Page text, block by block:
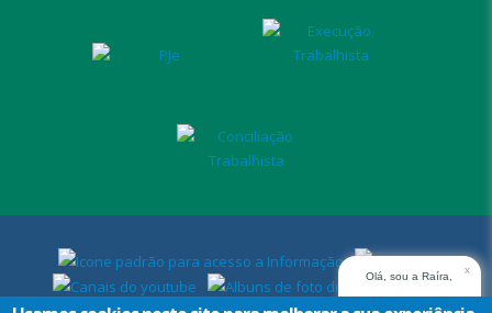
Olá, sou a Raíra,
assistente virtual do
x